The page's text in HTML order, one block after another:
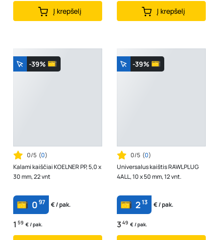
Į krepšelį Į krepšelį
-39%
0/5 (0)
Kalami kaiščiai KOELNER PP, 5,0 x
30 mm, 22 vnt
097 € / pak.
1 59 € / pak.
-39%
0/5 (0)
Universalus kaištis RAWLPLUG
4ALL, 10 x 50 mm, 12 vnt.
213 € / pak.
349 € / pak.